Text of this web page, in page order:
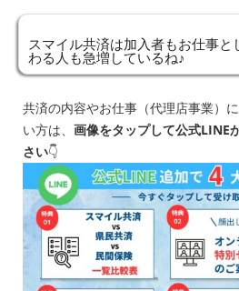
スマイル共済は加入者もお仕事と
わる人も急増しているね♪
共済の内容やお仕事（代理店事業）
い方は、 画像をタップして公式LINE
さい👇